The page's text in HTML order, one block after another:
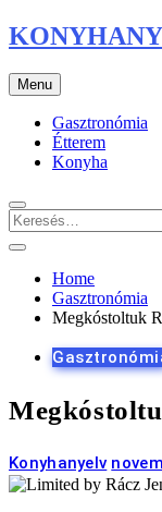
Skip
to
content
Menu
Gasztronómia
Étterem
Konyha
Keresés:
Home
Gasztronómia
Megkóstoltuk
Konyhanyelv